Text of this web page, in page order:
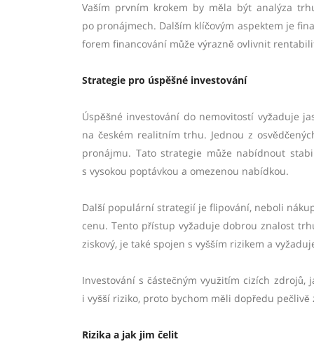
Vaším prvním krokem by měla být analýza
po pronájmech. Dalším klíčovým aspektem je
forem financování může výrazně ovlivnit
Strategie pro úspěšné investování
Úspěšné investování do nemovitostí vyžaduje
na českém realitním trhu. Jednou z
pronájmu. Tato strategie může nabídnout
s vysokou poptávkou a omezenou nabídkou.
Další populární strategií je flipování, neboli
cenu. Tento přístup vyžaduje dobrou znalost
ziskový, je také spojen s vyšším rizikem a
Investování s částečným využitím cizích zdrojů,
i vyšší riziko, proto bychom měli dopředu
Rizika a jak jim čelit